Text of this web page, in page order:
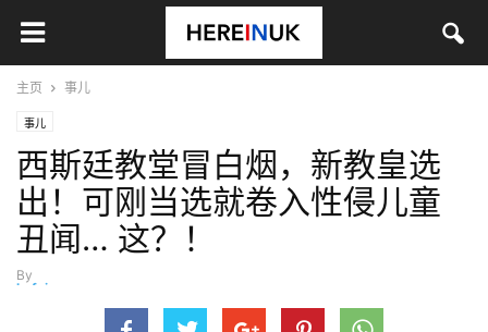
主页 事儿
事儿
西斯廷教堂冒白烟，新教皇选
出！可刚当选就卷入性侵儿童
丑闻… 这？！
By
hefei